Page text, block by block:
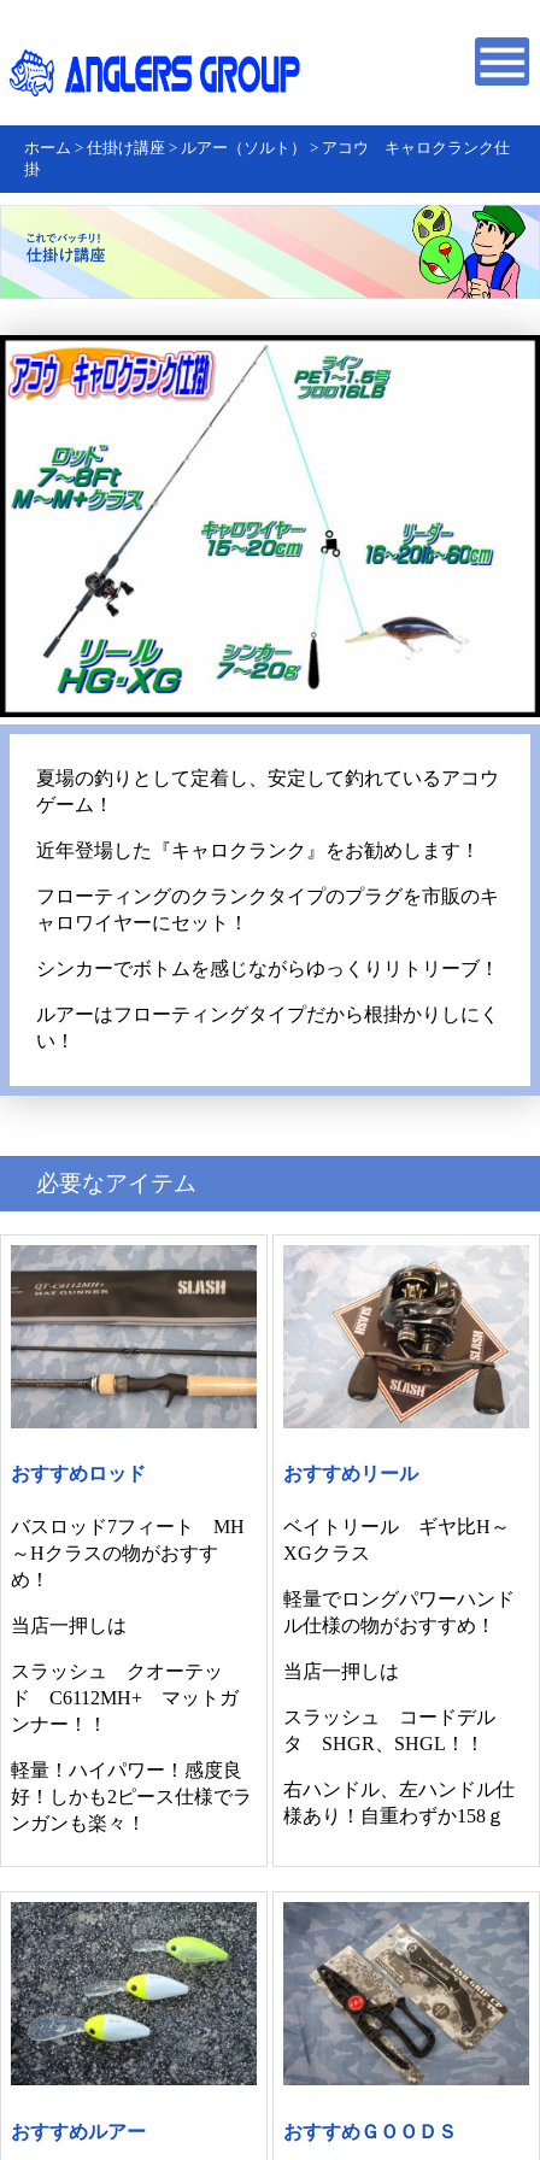
ホーム > 仕掛け講座 > ルアー（ソルト） > アコウ キャロクランク仕
掛
夏場の釣りとして定着し、安定して釣れているアコウ
ゲーム！
近年登場した『キャロクランク』をお勧めします！
フローティングのクランクタイプのプラグを市販のキ
ャロワイヤーにセット！
シンカーでボトムを感じながらゆっくりリトリーブ！
ルアーはフローティングタイプだから根掛かりしにく
い！
必要なアイテム
おすすめロッド
バスロッド7フィート MH
～Hクラスの物がおすす
め！
当店一押しは
スラッシュ クオーテッ
ド C6112MH+ マットガ
ンナー！！
軽量！ハイパワー！感度良
好！しかも2ピース仕様でラ
ンガンも楽々！
おすすめリール
ベイトリール ギヤ比H～
XGクラス
軽量でロングパワーハンド
ル仕様の物がおすすめ！
当店一押しは
スラッシュ コードデル
タ SHGR、SHGL！！
右ハンドル、左ハンドル仕
様あり！自重わずか158ｇ
おすすめルアー おすすめＧＯＯＤＳ